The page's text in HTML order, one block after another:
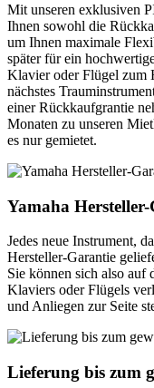
Mit unseren exklusiven
Ihnen sowohl die
um Ihnen maximale
später für ein
Klavier oder Flügel zum
nächstes
einer Rückkaufgrantie
Monaten zu unseren
es nur gemietet.
Yamaha
Jedes neue Instrument,
Hersteller-Garantie
Sie können sich also
Klaviers oder Flügels
und Anliegen zur Seite
Lieferung bis zum